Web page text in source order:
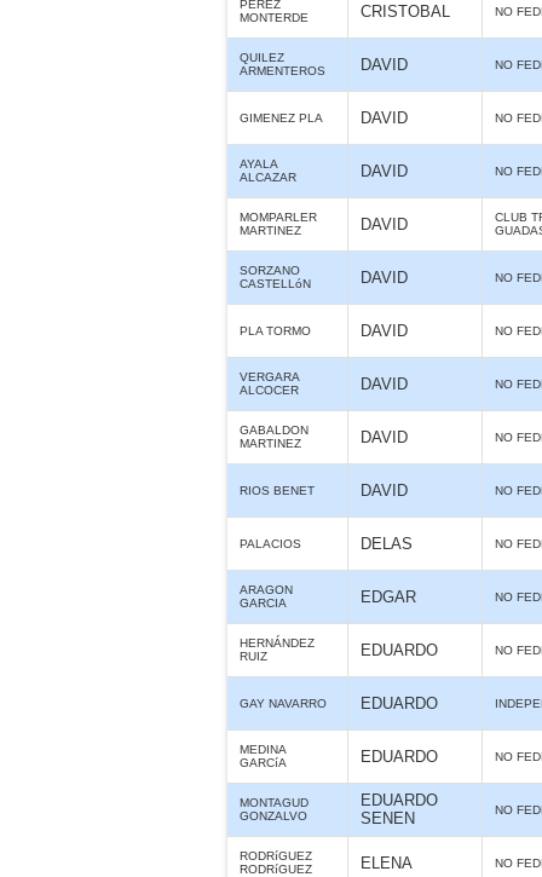
PEREZ
MONTERDE
CRISTOBAL NO
QUILEZ
ARMENTEROS
DAVID NO
GIMENEZ PLA DAVID NO
AYALA
ALCAZAR
DAVID NO
MOMPARLER
MARTINEZ
DAVID
CLUB
SORZANO
CASTELLóN
DAVID NO
PLA TORMO DAVID NO
VERGARA
ALCOCER
DAVID NO
GABALDON
MARTINEZ
DAVID NO
RIOS BENET DAVID NO
PALACIOS DELAS NO
ARAGON
GARCIA
EDGAR NO
HERNÁNDEZ
RUIZ
EDUARDO NO
GAY NAVARRO EDUARDO
MEDINA
GARCíA
EDUARDO NO
MONTAGUD
GONZALVO
EDUARDO
SENEN
NO
RODRíGUEZ
RODRíGUEZ
ELENA NO